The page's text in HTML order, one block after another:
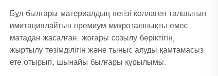
Бұл былғары материалдың негізі коллаген талшығын
имитациялайтын премиум микроталшықты емес
матадан жасалған. жоғары созылу беріктігін,
жыртылу төзімділігін және тыныс алуды қамтамасыз
ете отырып, шынайы былғары құрылымы.